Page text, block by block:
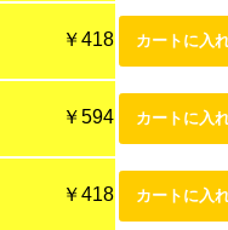
￥418
￥594
￥418